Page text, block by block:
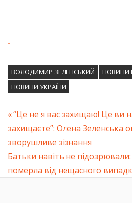
-
ВОЛОДИМИР ЗЕЛЕНСЬКИЙ
НОВИНИ
НОВИНИ УКРАЇНИ
Навігація
записів
Previous
Post:
“Це не я вас захищаю! Це ви
захищаєте”: Олена Зеленська
зворушливе зізнання
Next
Post:
Батьки навіть не підозрювали:
померла від нещасного